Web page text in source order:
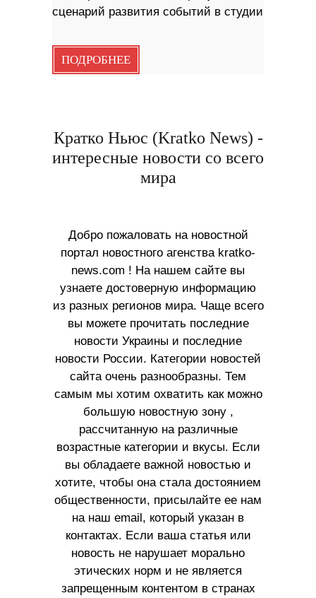
сценарий развития событий в студии
ПОДРОБНЕЕ
Кратко Ньюс (Kratko News) -
интересные новости со всего
мира
Добро пожаловать на новостной
портал новостного агенства kratko-
news.com ! На нашем сайте вы
узнаете достоверную информацию
из разных регионов мира. Чаще всего
вы можете прочитать последние
новости Украины и последние
новости России. Категории новостей
сайта очень разнообразны. Тем
самым мы хотим охватить как можно
большую новостную зону ,
рассчитанную на различные
возрастные категории и вкусы. Если
вы обладаете важной новостью и
хотите, чтобы она стала достоянием
общественности, присылайте ее нам
на наш email, который указан в
контактах. Если ваша статья или
новость не нарушает морально
этических норм и не является
запрещенным контентом в странах